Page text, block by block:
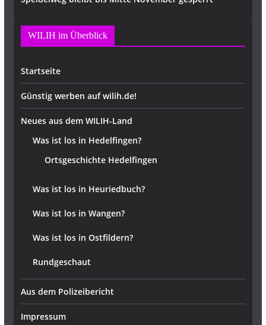
WILIH im Überblick
Startseite
Günstig werben auf wilih.de!
Neues aus dem WILIH-Land
Was ist los in Hedelfingen?
Ortsgeschichte Hedelfingen
Was ist los in Heuriedbuch?
Was ist los in Wangen?
Was ist los in Ostfildern?
Rundgeschaut
Aus dem Polizeibericht
Impressum